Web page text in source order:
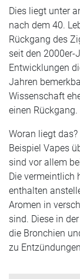
Dies liegt unter
nach dem 40.
Rückgang des
seit den 2000er-
Entwicklungen
Jahren
Wissenschaft
einen Rückgang.
Woran liegt
Beispiel Vapes
sind vor allem
Die vermeintlich
enthalten
Aromen in
sind. Diese in
die Bronchien
zu